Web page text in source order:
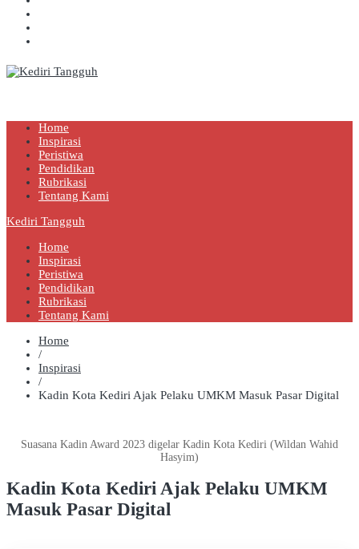
Home
Inspirasi
Peristiwa
Pendidikan
Rubrikasi
Tentang Kami
Kediri Tangguh
Home
Inspirasi
Peristiwa
Pendidikan
Rubrikasi
Tentang Kami
Home
/
Inspirasi
/
Kadin Kota Kediri Ajak Pelaku UMKM Masuk Pasar Digital
Suasana Kadin Award 2023 digelar Kadin Kota Kediri (Wildan Wahid
Hasyim)
Kadin Kota Kediri Ajak Pelaku UMKM
Masuk Pasar Digital